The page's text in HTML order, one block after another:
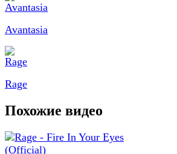
Avantasia
Rage
Похожие видео